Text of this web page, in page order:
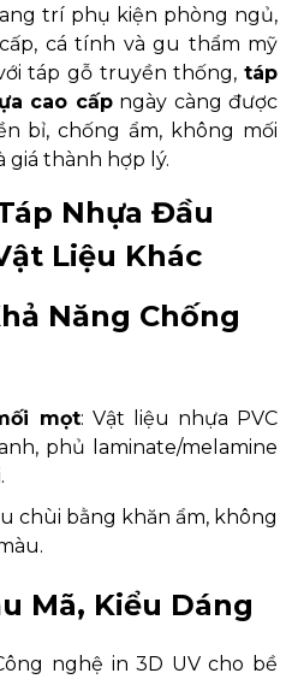
trí phụ kiện phòng ngủ,
cá tính và gu thẩm mỹ
táp gỗ truyền thống, táp
cao cấpngày càng được
bỉ, chống ẩm, không mối
giá thành hợp lý.
Nhựa Đầu
Liệu Khác
Năng Chống
mọt: Vật liệu nhựa PVC
phủ laminate/melamine
chùi bằng khăn ẩm, không
Mã, Kiểu Dáng
nghệ in 3D UV cho bề